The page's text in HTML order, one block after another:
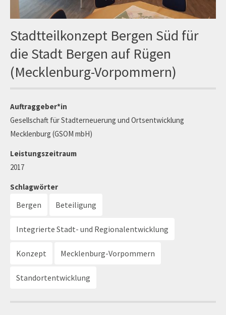
Stadtteilkonzept Bergen Süd für
die Stadt Bergen auf Rügen
(Mecklenburg-Vorpommern)
Auftraggeber*in
Gesellschaft für Stadterneuerung und Ortsentwicklung
Mecklenburg (GSOM mbH)
Leistungszeitraum
2017
Schlagwörter
Bergen Beteiligung
Integrierte Stadt- und Regionalentwicklung
Konzept Mecklenburg-Vorpommern
Standortentwicklung